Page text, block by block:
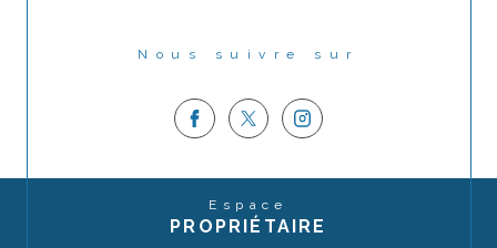
Nous suivre sur
Espace
PROPRIÉTAIRE